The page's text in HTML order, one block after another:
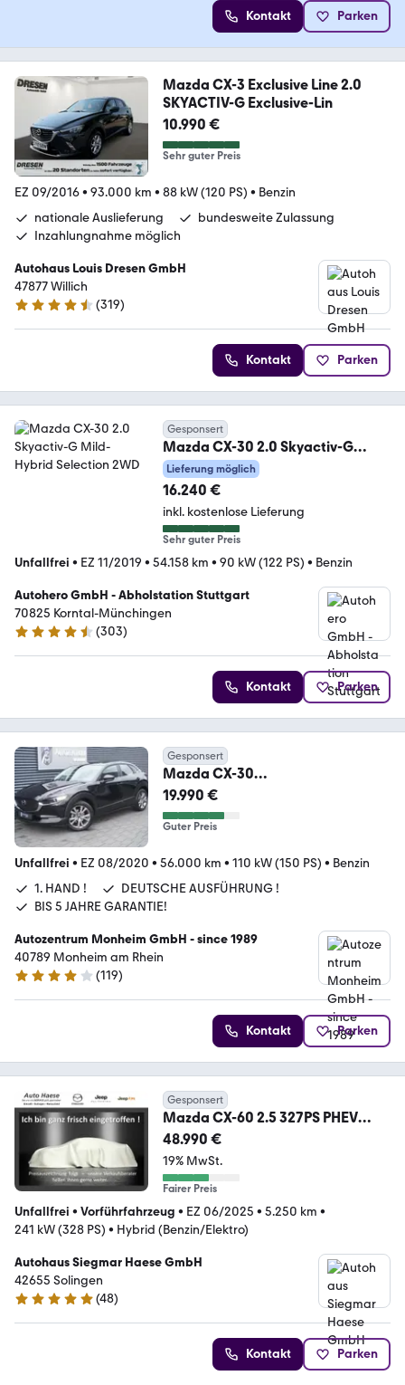
Kontakt Parken
Mazda CX-3 Exclusive Line 2.0
SKYACTIV-G Exclusive-Lin
10.990 €
Sehr guter Preis
EZ 09/2016• 93.000 km • 88 kW (120 PS) • Benzin
nationale Auslieferung
bundesweite Zulassung
Inzahlungnahme möglich
Autohaus Louis Dresen GmbH
47877 Willich
4.6 Sterne
(319)
Kontakt Parken
Gesponsert
Mazda CX-30 2.0 Skyactiv-G
Mild-Hybrid Selection 2WD
Lieferung möglich
16.240 €
inkl. kostenlose Lieferung
Sehr guter Preis
Unfallfrei • EZ 11/2019 • 54.158 km • 90 kW (122 PS) • Benzin
Autohero GmbH - Abholstation Stuttgart
70825 Korntal-Münchingen
4.4 Sterne
(303)
Kontakt Parken
Gesponsert
Mazda CX-30
AUTOMATIK|ALLRAD|HEAD-
UP|KAMERA|LED|NAVI
19.990 €
Guter Preis
Unfallfrei • EZ 08/2020 • 56.000 km • 110 kW (150 PS) • Benzin
1. HAND !
DEUTSCHE AUSFÜHRUNG !
BIS 5 JAHRE GARANTIE!
Autozentrum Monheim GmbH - since 1989
40789 Monheim am Rhein
4 Sterne
(119)
Kontakt Parken
Gesponsert
Mazda CX-60 2.5 327PS PHEV
Homura Plus *Vollausstattun
48.990 €
19% MwSt.
Fairer Preis
Unfallfrei • Vorführfahrzeug • EZ 06/2025 • 5.250 km •
241 kW (328 PS) • Hybrid (Benzin/Elektro)
Autohaus Siegmar Haese GmbH
42655 Solingen
4.8 Sterne
(48)
Kontakt Parken